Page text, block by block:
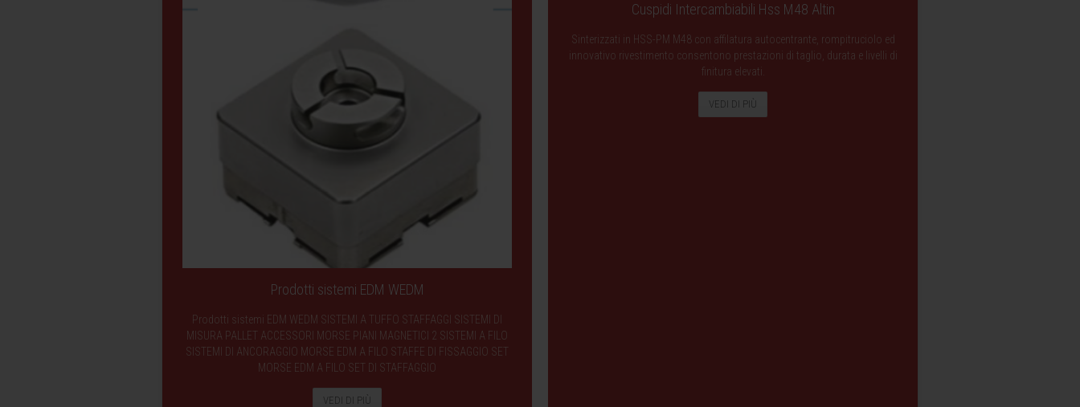
Prodotti sistemi EDM WEDM
Prodotti sistemi EDM WEDM SISTEMI A TUFFO STAFFAGGI SISTEMI DI
MISURA PALLET ACCESSORI MORSE PIANI MAGNETICI 2 SISTEMI A FILO
SISTEMI DI ANCORAGGIO MORSE EDM A FILO STAFFE DI FISSAGGIO SET
MORSE EDM A FILO SET DI STAFFAGGIO
VEDI DI PIÙ
Cuspidi Intercambiabili Hss M48 Altin
Sinterizzati in HSS-PM M48 con affilatura autocentrante, rompitruciolo ed
innovativo rivestimento consentono prestazioni di taglio, durata e livelli di
finitura elevati.
VEDI DI PIÙ